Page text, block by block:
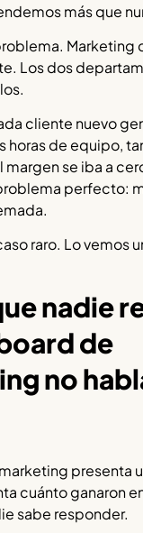
más que
Marketing
Los dos
cliente nuevo
horas de equipo,
margen se iba a
perfecto:
raro. Lo vemos
nadie
de
no
presenta
cuánto ganaron
sabe responder.